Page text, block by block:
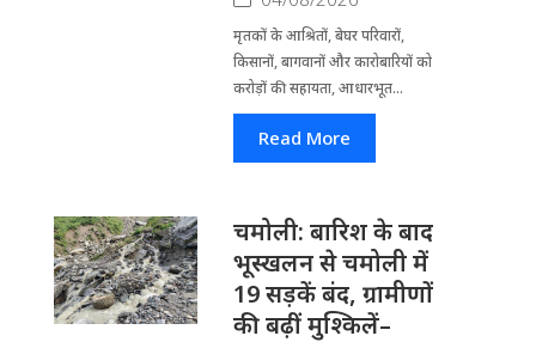
मृतकों के आश्रितों, बेघर परिवारों,
किसानों, बागवानों और कारोबारियों को
करोड़ों की सहायता, आधारभूत...
Read More
चमोली: बारिश के बाद
भूस्खलन से चमोली में
19 सड़कें बंद, ग्रामीणों
की बढ़ीं मुश्किलें–